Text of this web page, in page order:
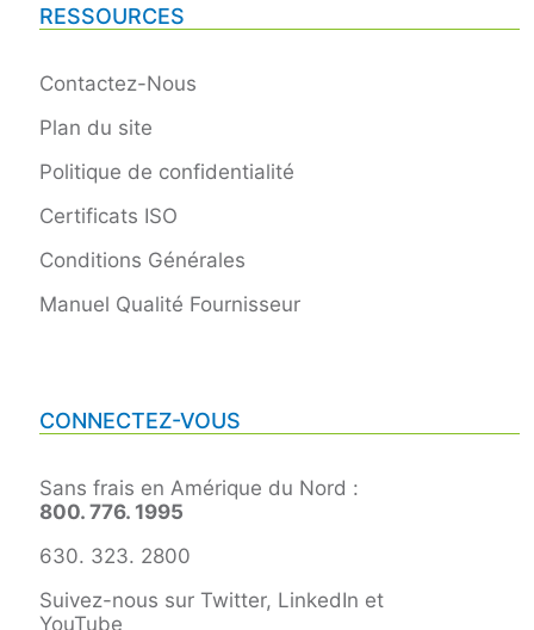
RESSOURCES
Contactez-Nous
Plan du site
Politique de confidentialité
Certificats ISO
Conditions Générales
Manuel Qualité Fournisseur
CONNECTEZ-VOUS
Sans frais en Amérique du Nord :
800. 776. 1995
630. 323. 2800
Suivez-nous sur Twitter, LinkedIn et
YouTube